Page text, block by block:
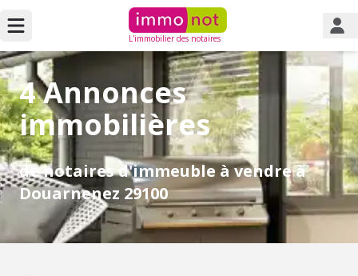
L'immobilier des notaires
4 Annonces
immobilières
de notaires d'immeuble à vendre à
Douarnenez 29100